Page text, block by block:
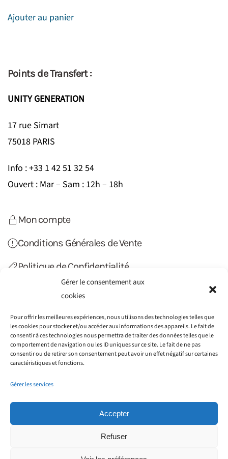
Gérer le consentement aux
cookies
Pour offrir les meilleures expériences, nous utilisons des technologies telles que
les cookies pour stocker et/ou accéder aux informations des appareils. Le fait de
consentir à ces technologies nous permettra de traiter des données telles que le
comportement de navigation ou les ID uniques sur ce site. Le fait de ne pas
consentir ou de retirer son consentement peut avoir un effet négatif sur certaines
caractéristiques et fonctions.
Gérer les services
Accepter
Refuser
Ajouter au panier
Points de Transfert :
UNITY GENERATION
17 rue Simart
75018 PARIS
Info : +33 1 42 51 32 54
Ouvert : Mar – Sam : 12h – 18h
Mon compte
Conditions Générales de Vente
Politique de Confidentialité
Politique de Cookies (UE)
Contact
©2012-2022 Haiti Transfert. Tous droits réservés.
Société GAIN CONSEILS SIRET : 797 776 051 00014 - 115